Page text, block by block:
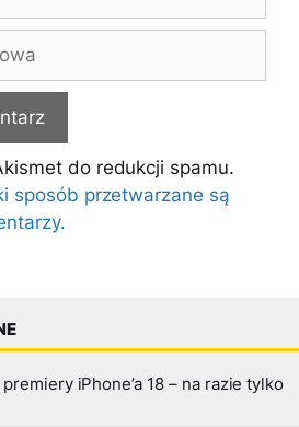
do redukcji spamu.
sposób przetwarzane są
iPhone’a 18 – na razie tylko